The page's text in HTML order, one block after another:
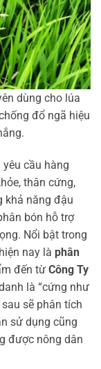
dùng cho lúa
đổ ngã hiệu
cầu hàng
thân cứng,
khả năng đậu
bón hỗ trợ
Nổi bật trong
nay là phân
đến từ Công Ty
là “cứng như
sẽ phân tích
sử dụng cũng
được nông dân